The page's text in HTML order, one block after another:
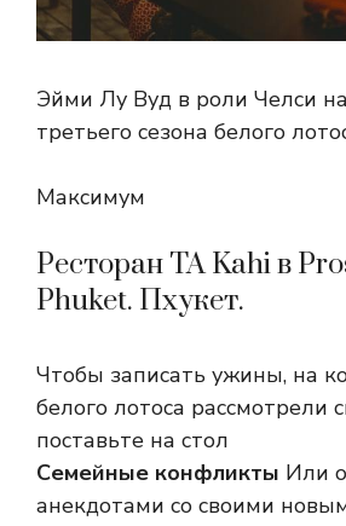
Эйми Лу Вуд в роли Челси
третьего сезона белого
Максимум
Ресторан TA Kahi в
Phuket. Пхукет.
Чтобы записать ужины, на
белого лотоса рассмотрели
поставьте на стол
Семейные конфликты Или
анекдотами со своими